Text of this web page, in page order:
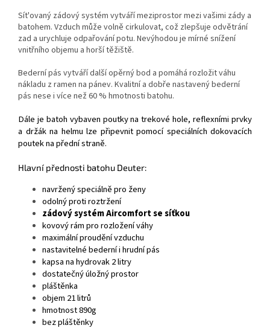
Sít'ovaný zádový systém vytváří meziprostor mezi vašimi zády a
batohem. Vzduch může volně cirkulovat, což zlepšuje odvětrání
zad a urychluje odpařování potu. Nevýhodou je mírné snížení
vnitřního objemu a horší těžiště.
Bederní pás vytváří další opěrný bod a pomáhá rozložit váhu
nákladu z ramen na pánev. Kvalitní a dobře nastavený bederní
pás nese i více než 60 % hmotnosti batohu.
Dále je batoh vybaven poutky na trekové hole, reflexními prvky
a držák na helmu lze připevnit pomocí speciálních dokovacích
poutek na přední straně.
Hlavní přednosti batohu Deuter:
navržený speciálně pro ženy
odolný proti roztržení
zádový systém Aircomfort se síťkou
kovový rám pro rozložení váhy
maximální proudění vzduchu
nastavitelné bederní i hrudní pás
kapsa na hydrovak 2 litry
dostatečný úložný prostor
pláštěnka
objem 21 litrů
hmotnost 890g
bez pláštěnky